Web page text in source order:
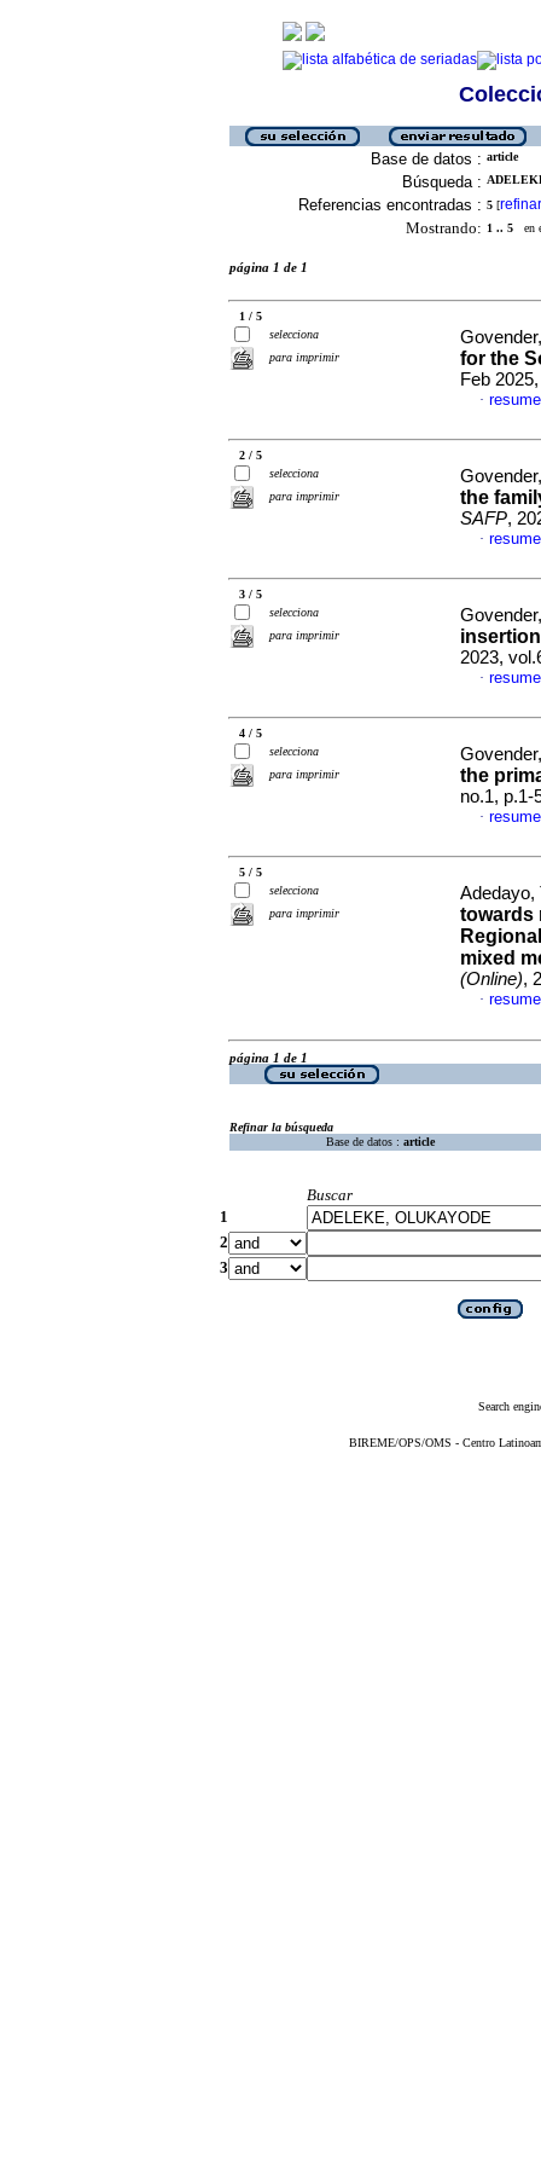
Base de datos : article
Búsqueda :
Referencias encontradas : 5 [refinar
Mostrando: 1 .. 5 en
página 1 de 1
1 / 5
selecciona
para imprimir
for the
Feb
·
2 / 5
selecciona
para imprimir
the
SAFP,
·
3 / 5
selecciona
para imprimir
2023,
·
4 / 5
selecciona
para imprimir
the
no.1, p.1-
·
5 / 5
selecciona
para imprimir
Adedayo,
towards
mixed
(Online),
·
página 1 de 1
Refinar la búsqueda
Base de datos : article
Buscar
1
2
3
Search
BIREME/OPS/OMS - Centro